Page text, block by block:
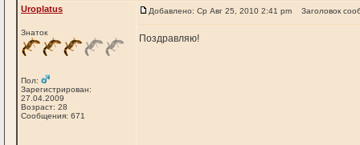
Uroplatus
Знаток
Пол:
Зарегистрирован:
27.04.2009
Возраст: 28
Сообщения: 671
Добавлено: Ср Авг 25, 2010 2:41 pm Заголовок
Поздравляю!